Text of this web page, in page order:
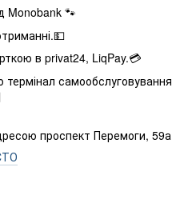
Monobank 🐾
в privat24, LiqPay.💳
термінал самообслуговування
проспект Перемоги, 59а